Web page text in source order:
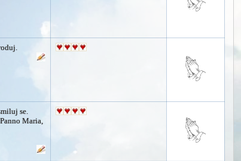
se.
Maria,